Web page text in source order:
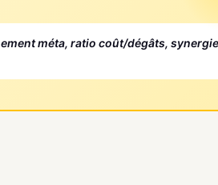
méta, ratio coût/dégâts,